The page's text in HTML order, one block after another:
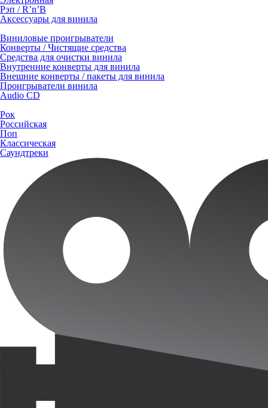
Рэп / R’n’B
Аксессуары для винила
Виниловые проигрыватели
Конверты / Чистящие средства
Средства для очистки винила
Внутренние конверты для винила
Внешние конверты / пакеты для винила
Проигрыватели винила
Audio CD
Рок
Российская
Поп
Классическая
Саундтреки